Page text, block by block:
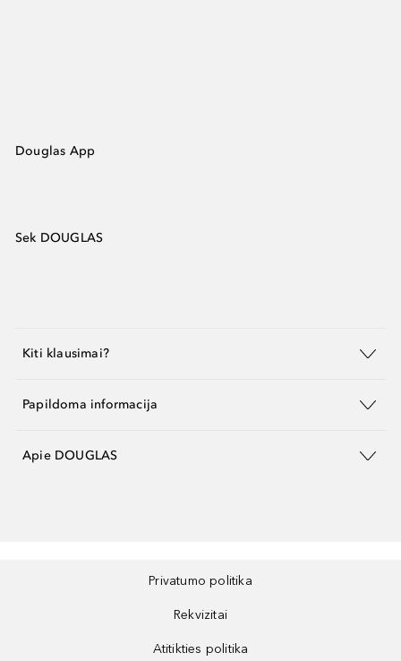
Douglas App
Sek DOUGLAS
Kiti klausimai?
Papildoma informacija
Apie DOUGLAS
Privatumo politika
Rekvizitai
Atitikties politika